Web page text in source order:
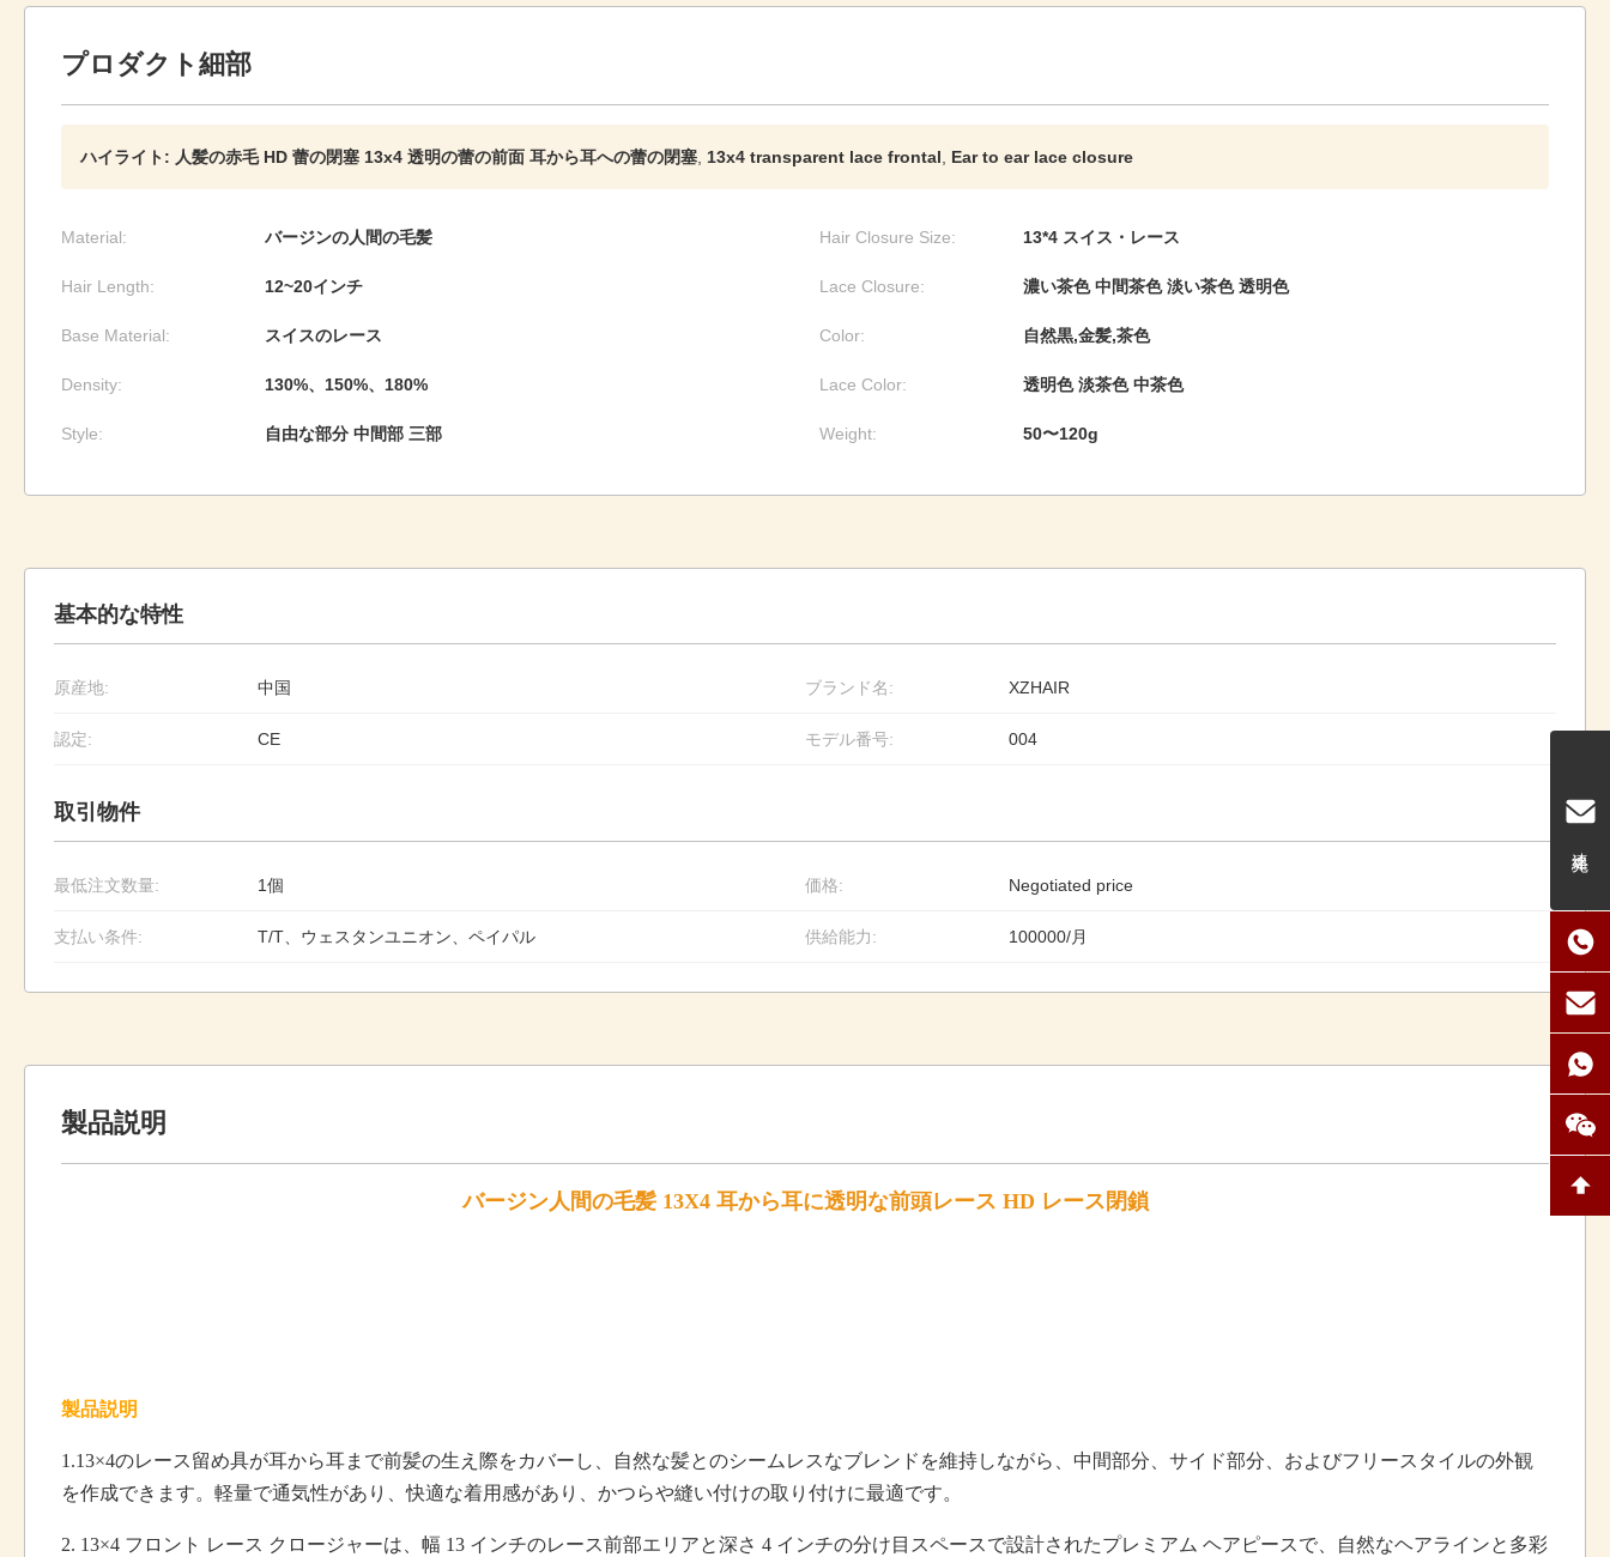
プロダクト細部
ハイライト: 人髪の赤毛 HD 蕾の閉塞 13x4 透明の蕾の前面 耳から耳への蕾の閉塞 13x4 transparent lace frontal Ear to ear lace closure
Material: バージンの人間の毛髪 Hair Closure Size: 13*4 スイス・レース
Hair Length: 12~20インチ Lace Closure: 濃い茶色 中間茶色 淡い茶色 透明色
Base Material: スイスのレース Color: 自然黒,金髪,茶色
Density: 130%、150%、180% Lace Color: 透明色 淡茶色 中茶色
Style: 自由な部分 中間部 三部 Weight: 50〜120g
基本的な特性
原産地: 中国 ブランド名: XZHAIR
認定: CE モデル番号: 004
取引物件
最低注文数量: 1個 価格: Negotiated price
支払い条件: T/T、ウェスタンユニオン、ペイパル 供給能力: 100000/月
製品説明
バージン人間の毛髪 13X4 耳から耳に透明な前頭レース HD レース閉鎖
製品説明
1.13×4のレース留め具が耳から耳まで前髪の生え際をカバーし、自然な髪とのシームレスなブレンドを維持しながら、中間部分、サイド部分、およびフリースタイルの外観
を作成できます。軽量で通気性があり、快適な着用感があり、かつらや縫い付けの取り付けに最適です。
2. 13×4 フロント レース クロージャーは、幅 13 インチのレース前部エリアと深さ 4 インチの分け目スペースで設計されたプレミアム ヘアピースで、自然なヘアラインと多彩